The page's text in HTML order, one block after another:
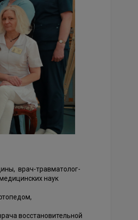
врач-травматолог-
наук
восстановительной